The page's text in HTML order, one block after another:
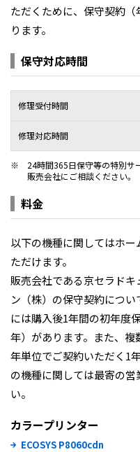
ただくために、保守契約
ります。
保守対応時間
修理受付時間
修理対応時間
※
24時間365日保守等の特別サ
販売会社にご相談ください。
料金
以下の機種に関してはホ
ただけます。
販売会社である京セラド
ン（株）の保守契約につ
には購入後1年間の初年度
年）があります。また、
年単位でご契約いただく1
の機種に関しては最寄の
い。
カラープリンター
ECOSYS P8060cdn